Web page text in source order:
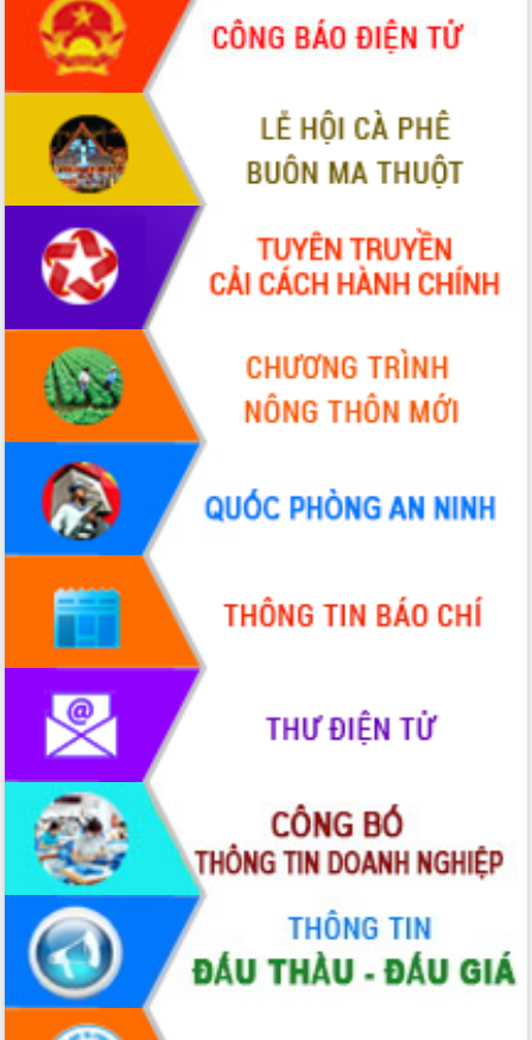
Diễn đàn Kinh tế tư nhân Việt Nam đột
phá cơ chế - Hợp tác công tư
Đề án 06 tạo bước ngoặt đột phá trong
cải cách hành chính tỉnh Đắk Lắk
Kết nối tour, đẩy mạnh chuyển đổi số
để phát triển du lịch Đắk Lắk
Khởi động Dự án Đầu tư xây dựng hạ
tầng kỹ thuật Cụm công nghiệp Tân
Gặp mặt các cơ quan báo chí nhân Kỷ
niệm 101 năm Ngày Báo chí Cách
mạng Việt Nam
Đắk Lắk sơ kết 4 năm triển khai thực
hiện Đề án 06 của Chính phủ
Họp báo thông tin về Hội nghị Công bố
Quy hoạch và Xúc tiến đầu tư tỉnh Đắk
Khơi thông điểm nghẽn, đẩy nhanh
giải ngân vốn khắc phục thiên tai
HĐND tỉnh thông qua điều chỉnh Quy
hoạch tỉnh thời kỳ 2021-2030
Hội thảo góp ý hồ sơ điều chỉnh quy
hoạch tỉnh Đắk Lắk thời kỳ 2021-2030,
tầm nhìn đến năm 2050
Nâng cao hiệu quả hoạt động của các
doanh nghiệp nhà nước
Hội nghị triển khai kết nối mạng
truyền số liệu chuyên dùng phục vụ cơ
quan Đảng, Nhà nước
Lễ phát động chuỗi hoạt động chung
tay làm sạch môi trường
Xã Ea Kar bước chuyển mình trong
công tác cải cách hành chính mô hình
mới
UBND tỉnh họp báo định kỳ tháng 4
năm 2026
Hội thảo khoa học “Giải pháp thúc đẩy
phát triển nền kinh tế xanh tại tỉnh
Đắk Lắk”